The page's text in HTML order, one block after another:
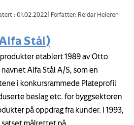
: 01.02.2022 Forfatter: Reidar Heieren
Stål)
etablert 1989 av Otto
Alfa Stål A/S, som en
i konkursrammede Plateprofil
beslag etc. for byggsektoren
på oppdrag fra kunder. I 1993,
satset målrettet på